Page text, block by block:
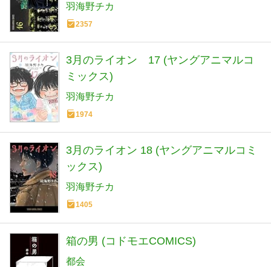
羽海野チカ
2357
3月のライオン 17 (ヤングアニマルコ
ミックス)
羽海野チカ
1974
3月のライオン 18 (ヤングアニマルコミ
ックス)
羽海野チカ
1405
箱の男 (コドモエCOMICS)
都会